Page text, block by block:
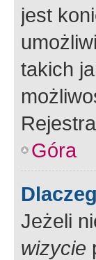
jest
takich
Góra
Jeżeli
wizycie